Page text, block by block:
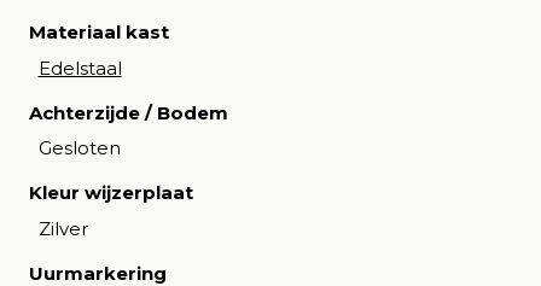
Materiaal kast
Edelstaal
Achterzijde / Bodem
Gesloten
Kleur wijzerplaat
Zilver
Uurmarkering